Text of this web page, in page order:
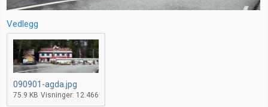
Vedlegg
090901-agda.jpg
75.9 KB Visninger: 12.466